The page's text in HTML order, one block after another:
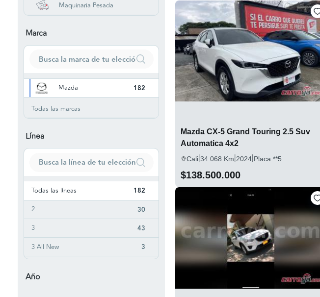
Maquinaria Pesada
Marca
Mazda 182
Todas las marcas
Línea
Todas las líneas 182
2 30
3 43
3 All New 3
Año
Mazda CX-5 Grand Touring 2.5 Suv
Automatica 4x2
Cali|34.068 Km|2024|Placa **5
$138.500.000